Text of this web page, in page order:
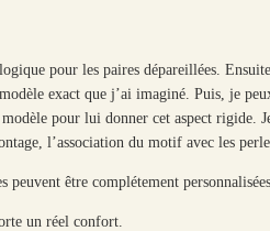
pour les paires dépareillées.
exact que j’ai imaginé. Puis, je
pour lui donner cet aspect rigide.
l’association du motif avec les
être complétement personnalisées.
un réel confort.